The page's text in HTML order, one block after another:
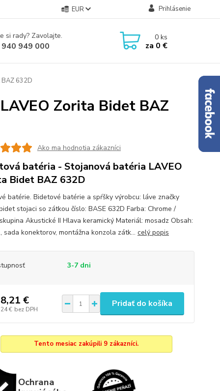
EUR Prihlásenie
si rady? Zavolajte.
949 000
0ks
za 0 €
632D
Zorita Bidet BAZ
Ako ma hodnotia zákazníci
batéria - Stojanová batéria LAVEO
Bidet BAZ 632D
batérie. Bidetové batérie a spŕšky výrobcu: láve značky
stojaci so zátkou číslo: BASE 632D Farba: Chrome /
Akustické II Hlava keramický Materiál: mosadz Obsah:
sada konektorov, montážna konzola zátk... celý popis
3-7 dni
€
€ bez DPH
Pridať do košíka
Tento mesiac zakúpili 9 zákazníci.
Ochrana